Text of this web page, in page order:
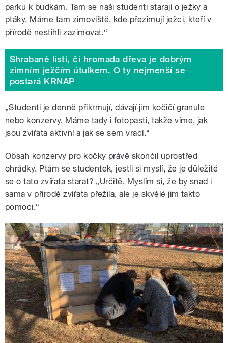
parku k budkám. Tam se naši studenti starají o ježky a
ptáky. Máme tam zimoviště, kde přezimují ježci, kteří v
přírodě nestihli zazimovat.“
Shrabané listí, či hromada dřeva je dobrým
zimním ježčím útulkem. O ty nejmenší se
postará KRNAP
„Studenti je denně přikrmují, dávají jim kočičí granule
nebo konzervy. Máme tady i fotopasti, takže víme, jak
jsou zvířata aktivní a jak se sem vrací.“
Obsah konzervy pro kočky právě skončil uprostřed
ohrádky. Ptám se studentek, jestli si myslí, že je důležité
se o tato zvířata starat? „Určitě. Myslím si, že by snad i
sama v přírodě zvířata přežila, ale je skvělé jim takto
pomoci.“